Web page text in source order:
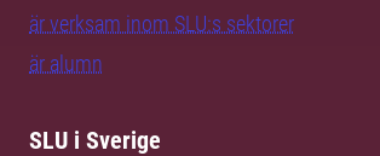
är verksam inom SLU:s sektorer
är alumn
SLU i Sverige